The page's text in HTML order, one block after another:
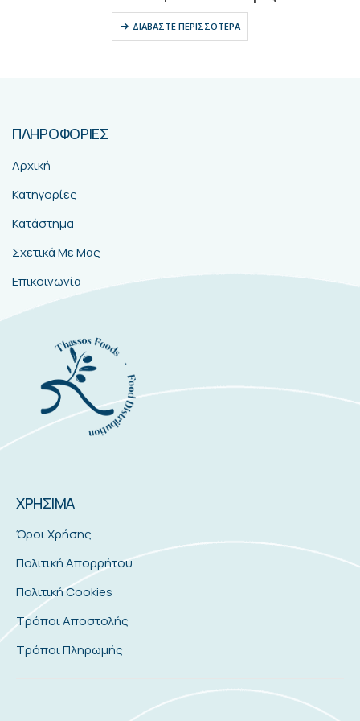
ΔΙΑΒΆΣΤΕ ΠΕΡΙΣΣΌΤΕΡΑ
ΠΛΗΡΟΦΟΡΙΕΣ
Αρχική
Κατηγορίες
Κατάστημα
Σχετικά Με Μας
Επικοινωνία
ΧΡΗΣΙΜΑ
Όροι Χρήσης
Πολιτική Απορρήτου
Πολιτική Cookies
Τρόποι Αποστολής
Τρόποι Πληρωμής